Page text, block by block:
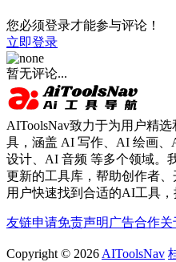
您必须登录才能参与评论！
立即登录
暂无评论...
AIToolsNav致力于为用户精
具，涵盖 AI 写作、AI 绘画
设计、AI 音频 等多个领域。
更新的工具库，帮助创作者
用户快速找到合适的AI工具，
友链申请免责声明 广告合作关
Copyright © 2026 AIToolsNav